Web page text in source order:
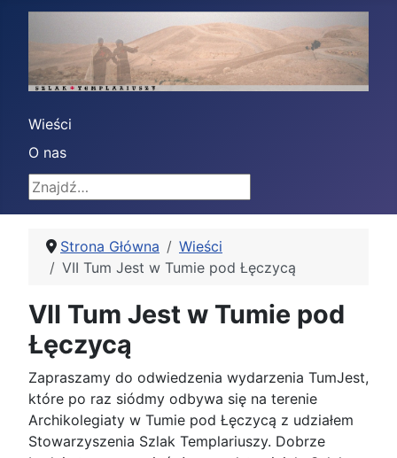
Wieści
O nas
Znajdź
Strona Główna
Wieści
VII Tum Jest w Tumie pod Łęczycą
VII Tum Jest w Tumie pod
Łęczycą
Zapraszamy do odwiedzenia wydarzenia TumJest,
które po raz siódmy odbywa się na terenie
Archikolegiaty w Tumie pod Łęczycą z udziałem
Stowarzyszenia Szlak Templariuszy. Dobrze